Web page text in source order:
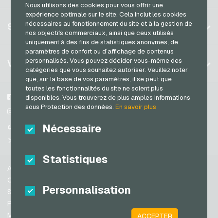
Nous utilisons des cookies pour vous offrir une
expérience optimale sur le site. Cela inclut les cookies
nécessaires au fonctionnement du site et à la gestion de
nos objectifs commerciaux, ainsi que ceux utilisés
uniquement à des fins de statistiques anonymes, de
paramètres de confort ou d´affichage de contenus
personnalisés. Vous pouvez décider vous-même des
catégories que vous souhaitez autoriser. Veuillez noter
que, sur la base de vos paramètres, il se peut que
toutes les fonctionnalités du site ne soient plus
disponibles. Vous trouverez de plus amples informations
sous Protection des données.En savoir plus
Nécessaire
Statistiques
Personnalisation
ACCEPTER
Transcash Cartes de paiement
Allemagne (DE)
Allemagne (EN)
France
Italie
Pays-bas
Autriche
Portugal
Suisse (DE)
Suisse (IT)
États-unis (EN)
S´inscrire
S´inscrire
Mon panier
SERVICE
FAQ
Méthodes de paiement
Conditions generales&Droit de retour
Protection des données
VGO-SHOP
A propos de nous
Partenaires
Facebook
Instagram
TikTok
Aide
Conditions generales
Sécurité & vérification
Protection des données
Mentions légales